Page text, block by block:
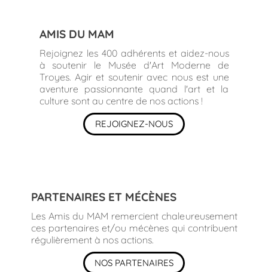
AMIS DU MAM
Rejoignez les 400 adhérents et aidez-nous
à soutenir le Musée d'Art Moderne de
Troyes. Agir et soutenir avec nous est une
aventure passionnante quand l'art et la
culture sont au centre de nos actions !
REJOIGNEZ-NOUS
PARTENAIRES ET MÉCÈNES
Les Amis du MAM remercient chaleureusement
ces partenaires et/ou mécènes qui contribuent
régulièrement à nos actions.
NOS PARTENAIRES